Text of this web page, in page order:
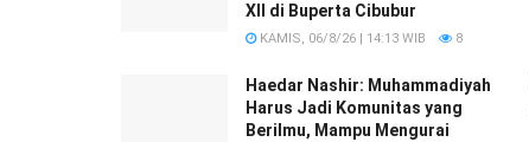
XII di Buperta Cibubur
KAMIS, 06/8/26 | 14:13 WIB 8
Haedar Nashir: Muhammadiyah
Harus Jadi Komunitas yang
Berilmu, Mampu Mengurai